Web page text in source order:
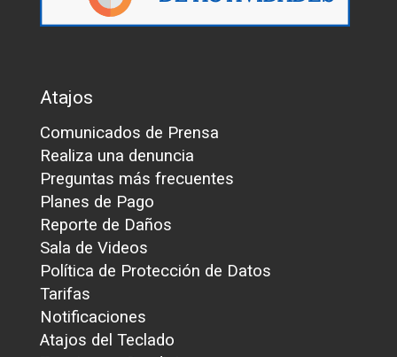
Atajos
Comunicados de Prensa
Realiza una denuncia
Preguntas más frecuentes
Planes de Pago
Reporte de Daños
Sala de Videos
Política de Protección de Datos
Tarifas
Notificaciones
Atajos del Teclado